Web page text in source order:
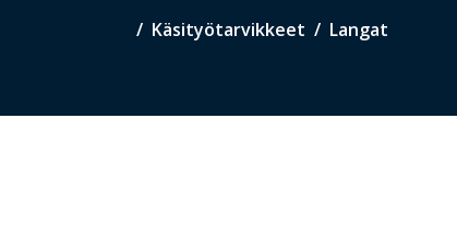
Käsityötarvikkeet Langat